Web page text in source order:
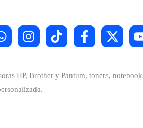
HP, Brother y Pantum, toners,